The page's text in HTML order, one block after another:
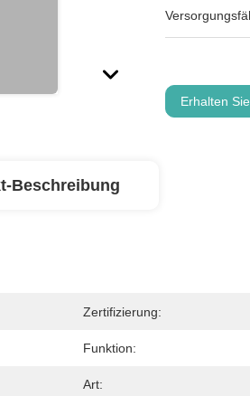
Erhalten
Beschreibung
Zertifizierung:
Funktion:
Art: